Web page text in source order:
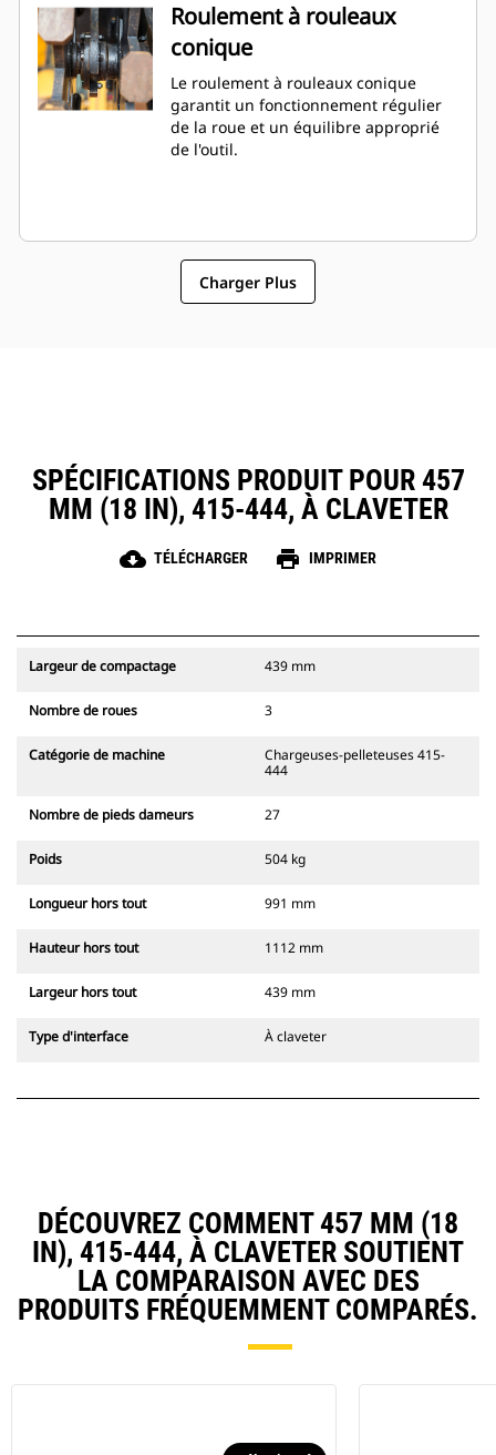
Roulement à rouleaux
conique
Le roulement à rouleaux conique
garantit un fonctionnement régulier
de la roue et un équilibre approprié
de l'outil.
Charger Plus
SPÉCIFICATIONS PRODUIT POUR 457
MM (18 IN), 415-444, À CLAVETER
cloud_download TÉLÉCHARGER print IMPRIMER
Largeur de compactage 439 mm
Nombre de roues 3
Catégorie de machine
Chargeuses-pelleteuses 415-
444
Nombre de pieds dameurs 27
Poids 504 kg
Longueur hors tout 991 mm
Hauteur hors tout 1112 mm
Largeur hors tout 439 mm
Type d'interface À claveter
DÉCOUVREZ COMMENT 457 MM (18
IN), 415-444, À CLAVETER SOUTIENT
LA COMPARAISON AVEC DES
PRODUITS FRÉQUEMMENT COMPARÉS.